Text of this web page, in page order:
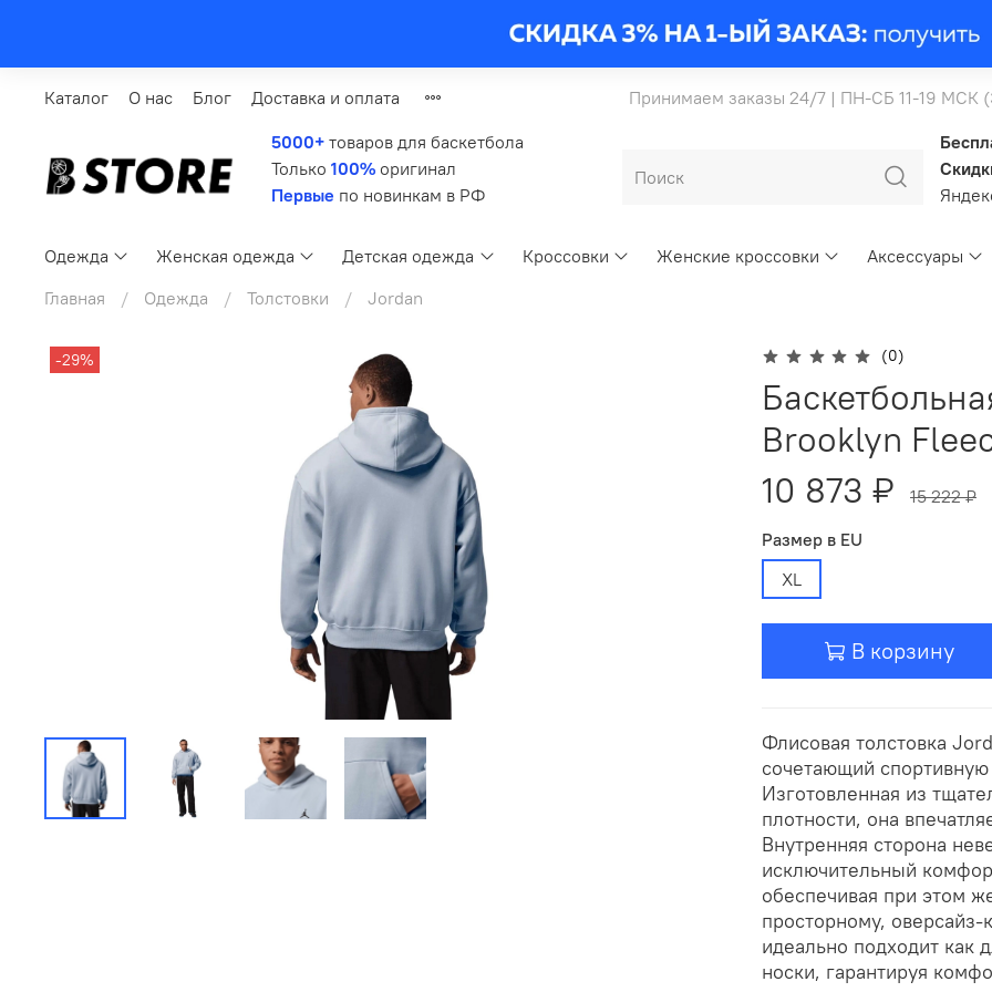
Каталог О нас Блог Доставка и оплата
Принимаем заказы 24/7 | ПН-СБ 11-19 МСК
5000+ товаров для баскетбола
Только 100% оригинал
Первые по новинкам в РФ
Одежда Женская одежда Детская одежда Кроссовки Женские кроссовки
Аксессуары
Главная
Одежда Толстовки Jordan
-29% (0)
Brooklyn
10 873 ₽
15 222 ₽
Размер в EU
XL
В корзину
Флисовая толстовка
сочетающий
Изготовленная из
плотности, она
Внутренняя сторона
исключительный
обеспечивая при этом
просторному,
идеально подходит как
носки, гарантируя